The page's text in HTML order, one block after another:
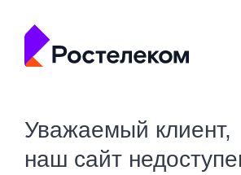
Уважаемый клиент,
наш сайт